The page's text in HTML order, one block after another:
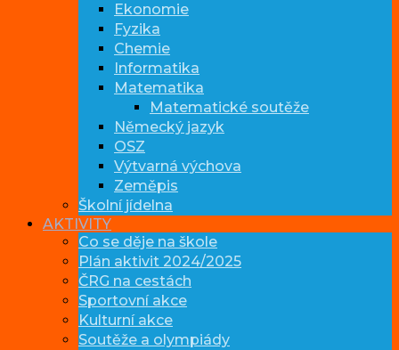
Ekonomie
Fyzika
Chemie
Informatika
Matematika
Matematické soutěže
Německý jazyk
OSZ
Výtvarná výchova
Zeměpis
Školní jídelna
AKTIVITY
Co se děje na škole
Plán aktivit 2024/2025
ČRG na cestách
Sportovní akce
Kulturní akce
Soutěže a olympiády